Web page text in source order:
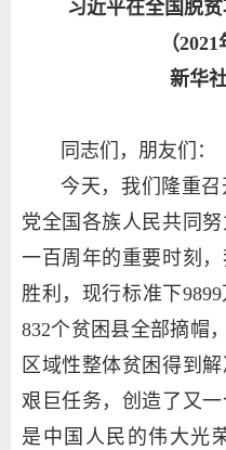
习近平在全国脱
（
新华
同志们，朋友们：
今天，我们隆重
党全国各族人民共同
一百周年的重要时刻
胜利，现行标准下
832个贫困县全部摘帽
区域性整体贫困得到
艰巨任务，创造了又
是中国人民的伟大光